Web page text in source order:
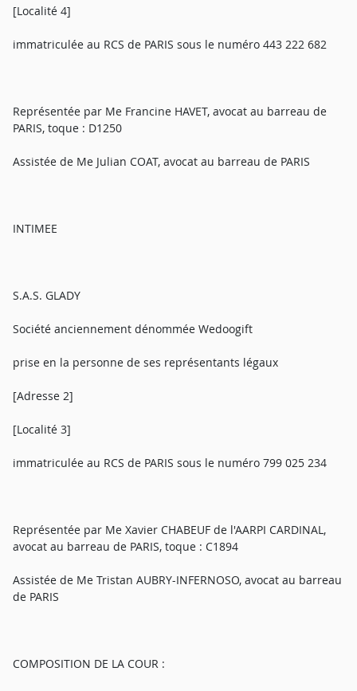
[Localité 4]
immatriculée au RCS de PARIS sous le numéro 443 222 682
Représentée par Me Francine HAVET, avocat au barreau de
PARIS, toque : D1250
Assistée de Me Julian COAT, avocat au barreau de PARIS
INTIMEE
S.A.S. GLADY
Société anciennement dénommée Wedoogift
prise en la personne de ses représentants légaux
[Adresse 2]
[Localité 3]
immatriculée au RCS de PARIS sous le numéro 799 025 234
Représentée par Me Xavier CHABEUF de l'AARPI CARDINAL,
avocat au barreau de PARIS, toque : C1894
Assistée de Me Tristan AUBRY-INFERNOSO, avocat au barreau
de PARIS
COMPOSITION DE LA COUR :